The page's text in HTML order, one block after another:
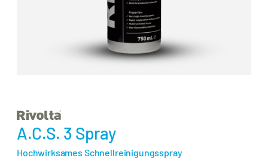
A.C.S. 3 Spray
Hochwirksames Schnellreinigungsspray